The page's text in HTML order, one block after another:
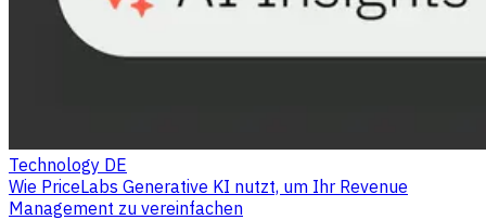
Technology DE
Wie PriceLabs Generative KI nutzt, um Ihr Revenue
Management zu vereinfachen